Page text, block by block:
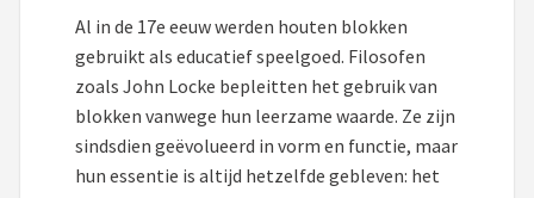
Al in de 17e eeuw werden houten blokken
gebruikt als educatief speelgoed. Filosofen
zoals John Locke bepleitten het gebruik van
blokken vanwege hun leerzame waarde. Ze zijn
sindsdien geëvolueerd in vorm en functie, maar
hun essentie is altijd hetzelfde gebleven: het